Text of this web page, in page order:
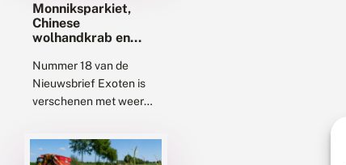
Monniksparkiet,
Chinese
wolhandkrab en
nieuwsbrief exoten
Nummer 18 van de
Nieuwsbrief Exoten is
verschenen met weer
aanbod aan exoten.Er
zijn heel wat exotische